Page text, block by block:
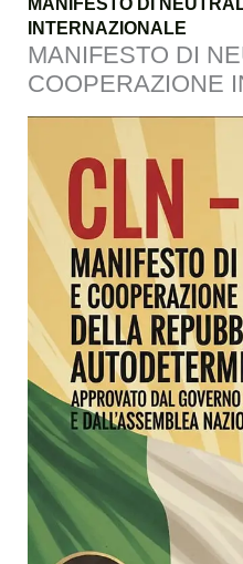
MANIFESTO DI
INTERNAZIONALE
MANIFESTO DI
COOPERAZIONE